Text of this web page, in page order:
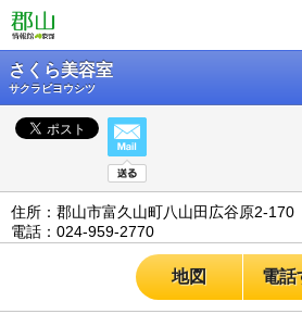
さくら美容室
サクラビヨウシツ
住所：郡山市富久山町八山田広谷原2-170
電話：024-959-2770
地図 電話